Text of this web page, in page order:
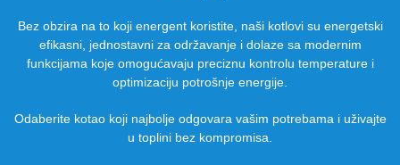
Bez obzira na to koji energent koristite, naši kotlovi su energetski
efikasni, jednostavni za održavanje i dolaze sa modernim
funkcijama koje omogućavaju preciznu kontrolu temperature i
optimizaciju potrošnje energije.
Odaberite kotao koji najbolje odgovara vašim potrebama i uživajte
u toplini bez kompromisa.